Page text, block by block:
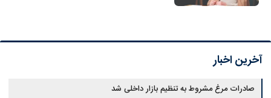
آخرین اخبار
صادرات مرغ مشروط به تنظیم بازار داخلی شد